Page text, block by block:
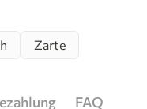
Zarte
FAQ